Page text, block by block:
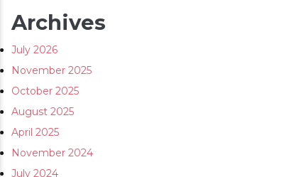
Archives
July 2026
November 2025
October 2025
August 2025
April 2025
November 2024
July 2024